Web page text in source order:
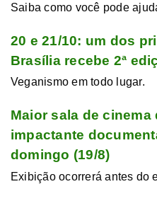
Saiba como você pode
20 e 21/10: um dos
Brasília recebe 2ª
Veganismo em todo lugar.
Maior sala de
impactante
domingo (19/8)
Exibição ocorrerá antes do